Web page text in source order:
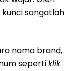
sangatlah
nama brand,
sepertiklik